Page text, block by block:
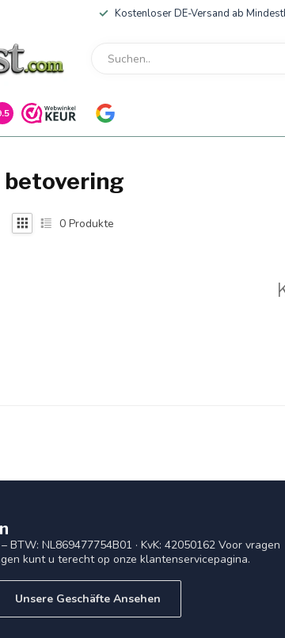
Kostenloser DE-Versand ab
0 Produkte
BTW: NL869477754B01 · KvK: 42050162 Voor vragen
kunt u terecht op onze klantenservicepagina.
Unsere Geschäfte Ansehen